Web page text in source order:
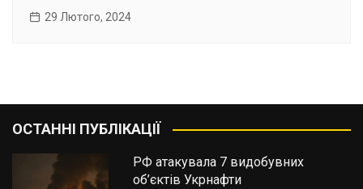
29 Лютого, 2024
ОСТАННІ ПУБЛІКАЦІЇ
РФ атакувала 7 видобувних
об’єктів Укрнафти